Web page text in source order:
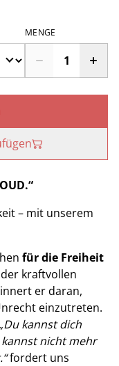
MENGE
– mit unserem
für die Freiheit
kraftvollen
er daran,
einzutreten.
„Du kannst dich
nicht mehr
fordert uns